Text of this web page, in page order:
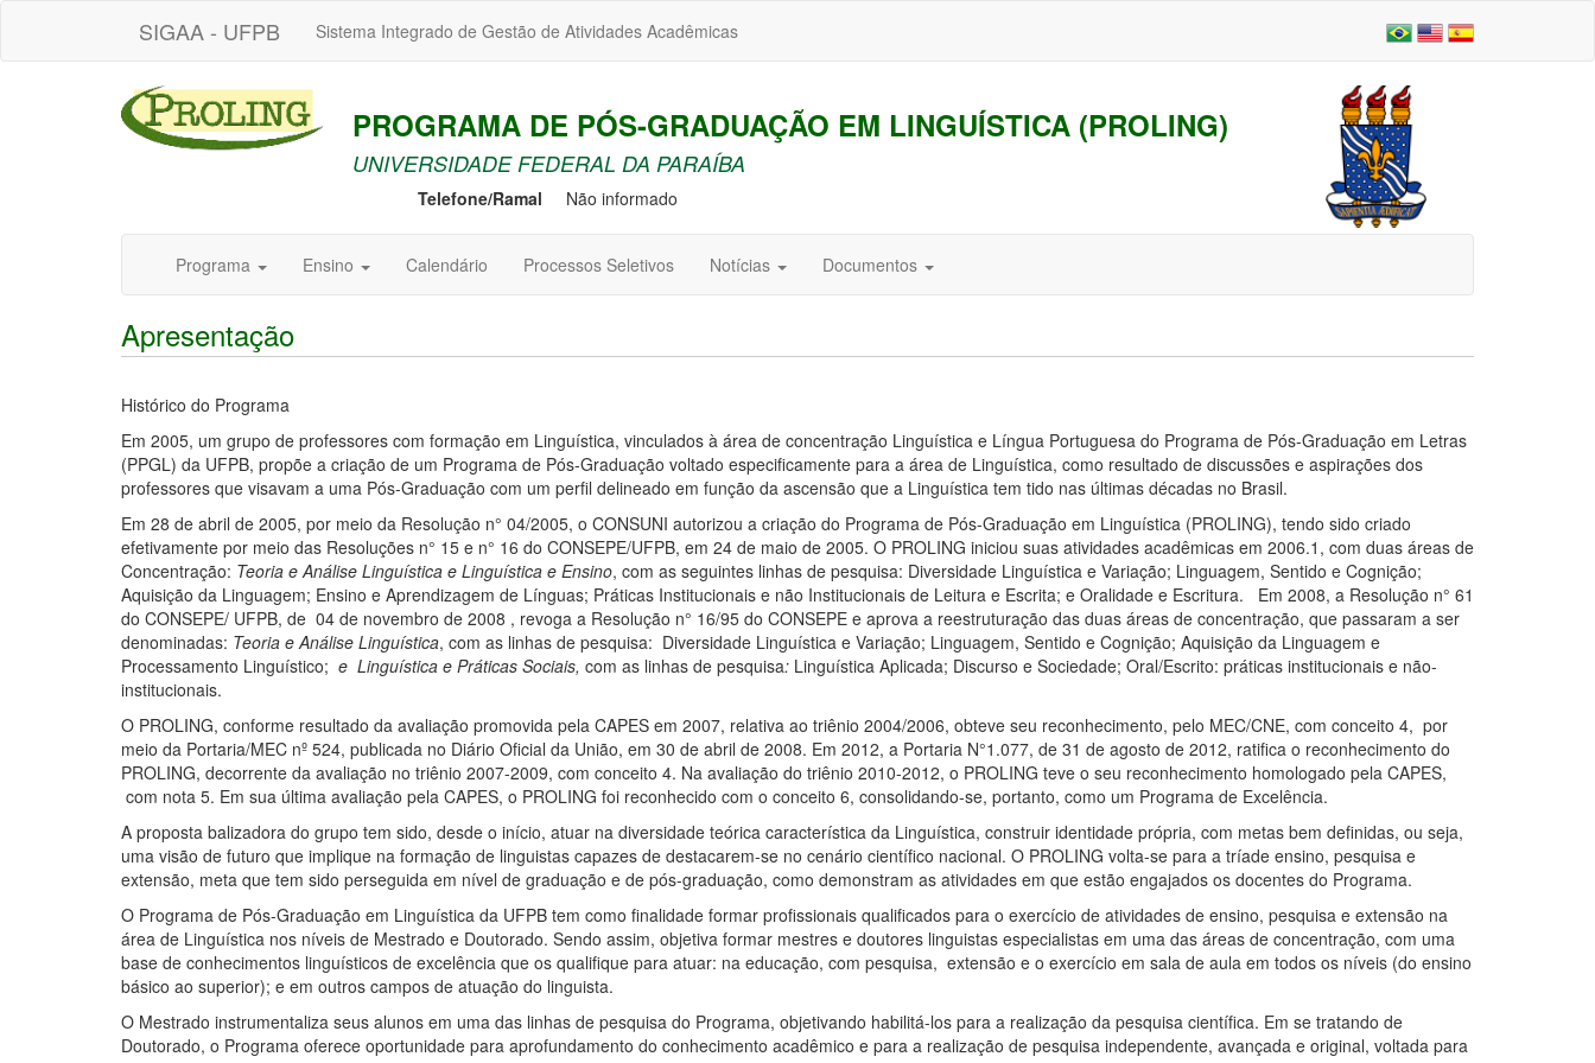
SIGAA - UFPB Sistema Integrado de Gestão de Atividades Acadêmicas
PROGRAMA DE PÓS-GRADUAÇÃO EM LINGUÍSTICA (PROLING)
UNIVERSIDADE FEDERAL DA PARAÍBA
Telefone/Ramal Não informado
Programa Ensino Calendário Processos Seletivos Notícias Documentos
Apresentação
Histórico do Programa
Em 2005, um grupo de professores com formação em Linguística, vinculados à área de concentração Linguística e Língua Portuguesa do Programa de Pós-Graduação em Letras
(PPGL) da UFPB, propõe a criação de um Programa de Pós-Graduação voltado especificamente para a área de Linguística, como resultado de discussões e aspirações dos
professores que visavam a uma Pós-Graduação com um perfil delineado em função da ascensão que a Linguística tem tido nas últimas décadas no Brasil.
Em 28 de abril de 2005, por meio da Resolução n° 04/2005, o CONSUNI autorizou a criação do Programa de Pós-Graduação em Linguística (PROLING), tendo sido criado
efetivamente por meio das Resoluções n° 15 e n° 16 do CONSEPE/UFPB, em 24 de maio de 2005. O PROLING iniciou suas atividades acadêmicas em 2006.1, com duas áreas de
Concentração: Teoria e Análise Linguística e Linguística e Ensino, com as seguintes linhas de pesquisa: Diversidade Linguística e Variação; Linguagem, Sentido e Cognição;
Aquisição da Linguagem; Ensino e Aprendizagem de Línguas; Práticas Institucionais e não Institucionais de Leitura e Escrita; e Oralidade e Escritura. Em 2008, a Resolução n° 61
do CONSEPE/ UFPB, de 04 de novembro de 2008 , revoga a Resolução n° 16/95 do CONSEPE e aprova a reestruturação das duas áreas de concentração, que passaram a ser
denominadas: Teoria e Análise Linguística, com as linhas de pesquisa: Diversidade Linguística e Variação; Linguagem, Sentido e Cognição; Aquisição da Linguagem e
Processamento Linguístico; e Linguística e Práticas Sociais, com as linhas de pesquisa: Linguística Aplicada; Discurso e Sociedade; Oral/Escrito: práticas institucionais e não-
institucionais.
O PROLING, conforme resultado da avaliação promovida pela CAPES em 2007, relativa ao triênio 2004/2006, obteve seu reconhecimento, pelo MEC/CNE, com conceito 4, por
meio da Portaria/MEC nº 524, publicada no Diário Oficial da União, em 30 de abril de 2008. Em 2012, a Portaria N°1.077, de 31 de agosto de 2012, ratifica o reconhecimento do
PROLING, decorrente da avaliação no triênio 2007-2009, com conceito 4. Na avaliação do triênio 2010-2012, o PROLING teve o seu reconhecimento homologado pela CAPES,
com nota 5. Em sua última avaliação pela CAPES, o PROLING foi reconhecido com o conceito 6, consolidando-se, portanto, como um Programa de Excelência.
A proposta balizadora do grupo tem sido, desde o início, atuar na diversidade teórica característica da Linguística, construir identidade própria, com metas bem definidas, ou seja,
uma visão de futuro que implique na formação de linguistas capazes de destacarem-se no cenário científico nacional. O PROLING volta-se para a tríade ensino, pesquisa e
extensão, meta que tem sido perseguida em nível de graduação e de pós-graduação, como demonstram as atividades em que estão engajados os docentes do Programa.
O Programa de Pós-Graduação em Linguística da UFPB tem como finalidade formar profissionais qualificados para o exercício de atividades de ensino, pesquisa e extensão na
área de Linguística nos níveis de Mestrado e Doutorado. Sendo assim, objetiva formar mestres e doutores linguistas especialistas em uma das áreas de concentração, com uma
base de conhecimentos linguísticos de excelência que os qualifique para atuar: na educação, com pesquisa, extensão e o exercício em sala de aula em todos os níveis (do ensino
básico ao superior); e em outros campos de atuação do linguista.
O Mestrado instrumentaliza seus alunos em uma das linhas de pesquisa do Programa, objetivando habilitá-los para a realização da pesquisa científica. Em se tratando de
Doutorado, o Programa oferece oportunidade para aprofundamento do conhecimento acadêmico e para a realização de pesquisa independente, avançada e original, voltada para